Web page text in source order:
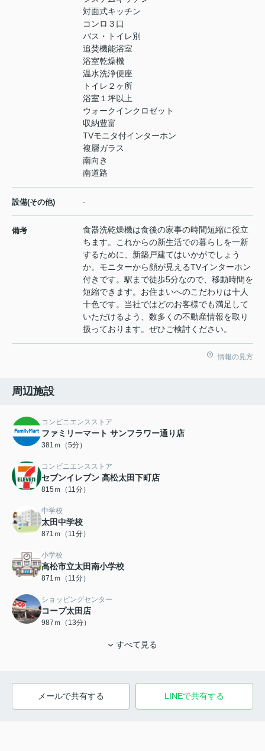
対面式キッチン
コンロ３口
バス・トイレ別
追焚機能浴室
浴室乾燥機
温水洗浄便座
トイレ２ヶ所
浴室１坪以上
ウォークインクロゼット
収納豊富
TVモニタ付インターホン
複層ガラス
南向き
南道路
設備(その他) -
備考
食器洗乾燥機は食後の家事の時間短縮に役立
ちます。これからの新生活での暮らしを一新
するために、新築戸建てはいかがでしょう
か。モニターから顔が見えるTVインターホン
付きです。駅まで徒歩5分なので、移動時間を
短縮できます。お住まいへのこだわりは十人
十色です。当社ではどのお客様でも満足して
いただけるよう、数多くの不動産情報を取り
扱っております。ぜひご検討ください。
情報の見方
周辺施設
コンビニエンスストア
ファミリーマート サンフラワー通り店
381ｍ（5分）
コンビニエンスストア
セブンイレブン 高松太田下町店
815ｍ（11分）
中学校
太田中学校
871ｍ（11分）
小学校
高松市立太田南小学校
871ｍ（11分）
ショッピングセンター
コープ太田店
987ｍ（13分）
すべて見る
メールで共有する LINEで共有する